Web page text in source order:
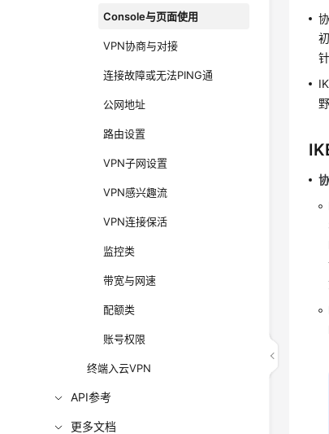
Console与页面使用
VPN协商与对接
连接故障或无法PING通
公网地址
路由设置
VPN子网设置
VPN感兴趣流
VPN连接保活
监控类
带宽与网速
配额类
账号权限
终端入云VPN
API参考
更多文档